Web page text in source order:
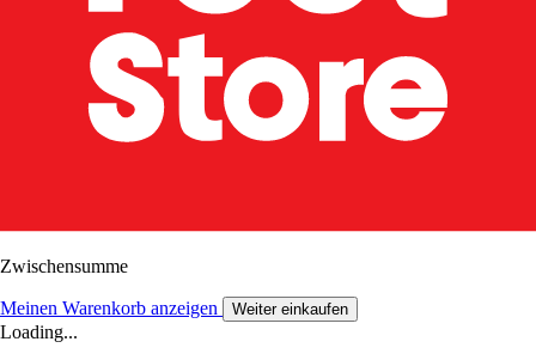
Zwischensumme
Meinen Warenkorb anzeigen Weiter einkaufen
Loading...